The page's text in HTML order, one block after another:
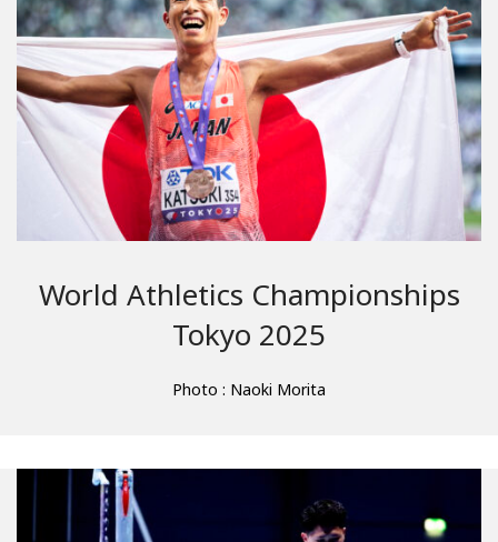
World Athletics Championships
Tokyo 2025
Photo : Naoki Morita